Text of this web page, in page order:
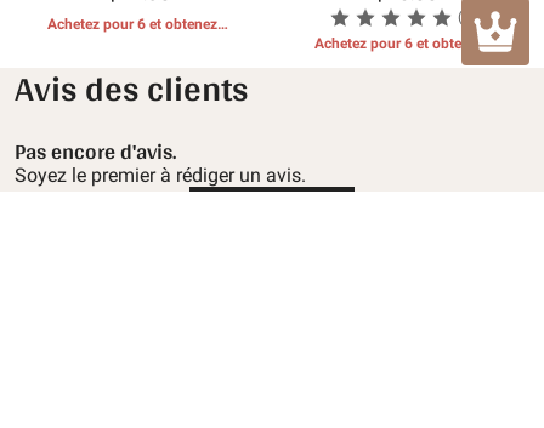
Achetez pour 6 et obtenez 1
(1)
Achetez pour 6 et obtenez 1
CADEAUX GRATUITS
Avis des clients
Pas encore d'avis.
Soyez le premier à rédiger un avis.